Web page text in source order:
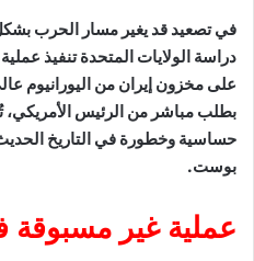
في تصعيد قد يغير مسار الحرب
دراسة الولايات المتحدة تنفيذ
على مخزون إيران من اليورانيوم
بطلب مباشر من الرئيس الأمريكي،
حساسية وخطورة في التاريخ
بوست.
عملية غير مسبوقة